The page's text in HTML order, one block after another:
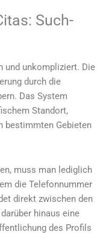
Such-
und unkompliziert. Die
durch die
Das System
Standort,
bestimmten Gebieten
muss man lediglich
die Telefonnummer
direkt zwischen den
hinaus eine
des Profils